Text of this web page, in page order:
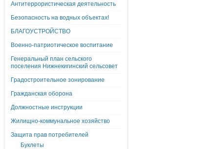
Антитеррористическая деятельность
Безопасность на водных объектах!
БЛАГОУСТРОЙСТВО
Военно-патриотическое воспитание
Генеральный план сельского
поселения Нижнекигинский сельсовет
Градостроительное зонирование
Гражданская оборона
Должностные инструкции
Жилищно-коммунальное хозяйство
Защита прав потребителей
Буклеты